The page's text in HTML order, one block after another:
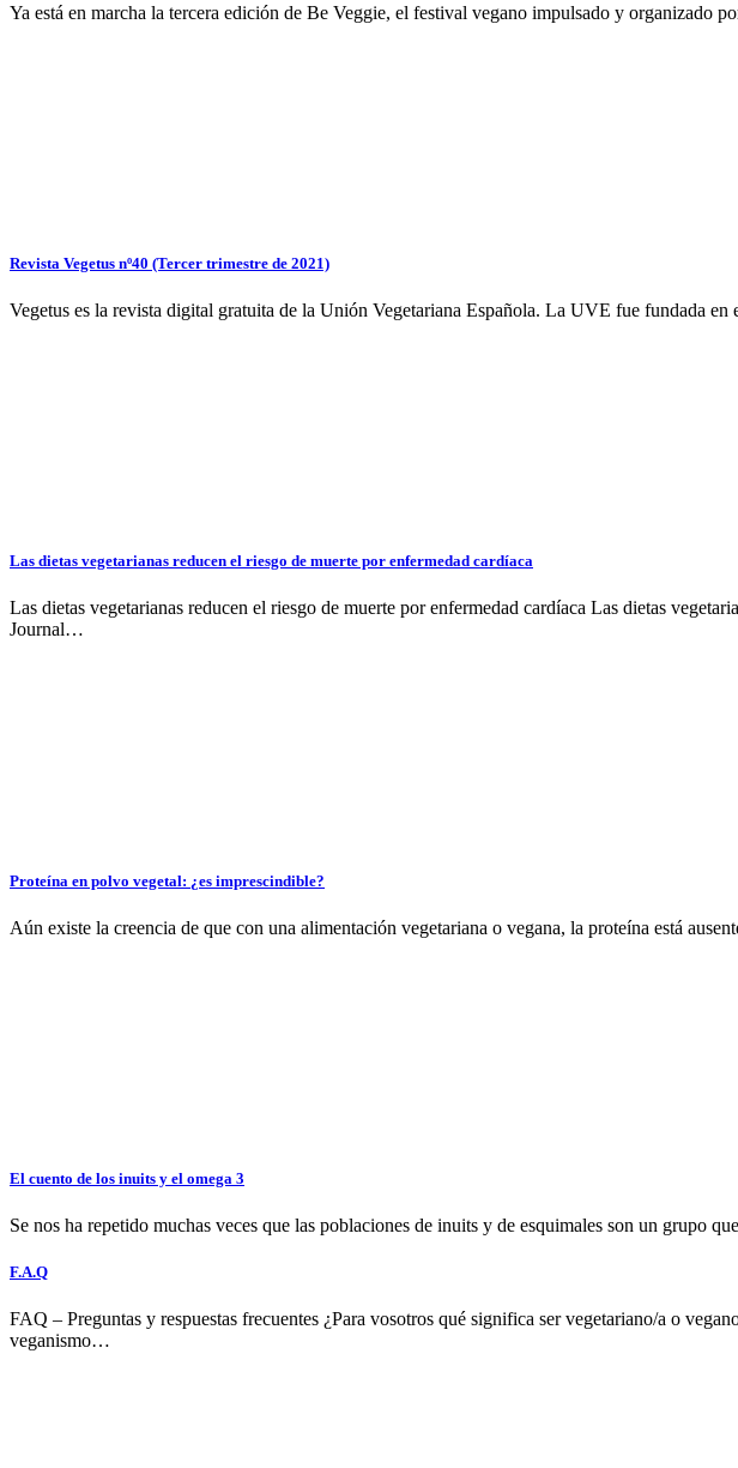
Ya está en marcha la tercera edición de Be Veggie, el festival vegano impulsado y organizado
Revista Vegetus nº40 (Tercer trimestre de 2021)
Vegetus es la revista digital gratuita de la Unión Vegetariana Española. La UVE fue fundada
Las dietas vegetarianas reducen el riesgo de muerte por enfermedad cardíaca
Las dietas vegetarianas reducen el riesgo de muerte por enfermedad cardíaca Las dietas
Journal…
Proteína en polvo vegetal: ¿es imprescindible?
Aún existe la creencia de que con una alimentación vegetariana o vegana, la proteína está
El cuento de los inuits y el omega 3
Se nos ha repetido muchas veces que las poblaciones de inuits y de esquimales son un grupo
F.A.Q
FAQ – Preguntas y respuestas frecuentes ¿Para vosotros qué significa ser vegetariano/a o
veganismo…